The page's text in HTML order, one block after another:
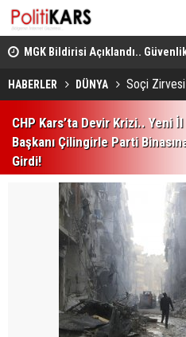
MGK Bildirisi Açıklandı..
Politika Başlıkları
HABERLER DÜNYA Soçi Zirvesi
CHP Kars’ta Devir Krizi.. Yeni İl
Başkanı Çilingirle Parti
Girdi!